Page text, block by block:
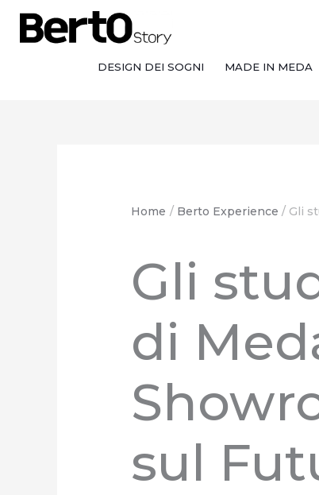
contenuto
navigazione
contenuto
DESIGN DEI SOGNI MADE IN MEDA
Home Berto Experience Gli
Gli
di
sul